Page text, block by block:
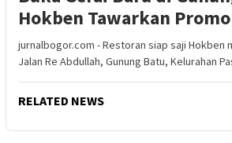
Hokben Tawarkan
jurnalbogor.com - Restoran siap saji Hokben
Jalan Re Abdullah, Gunung Batu, Kelurahan
RELATED NEWS